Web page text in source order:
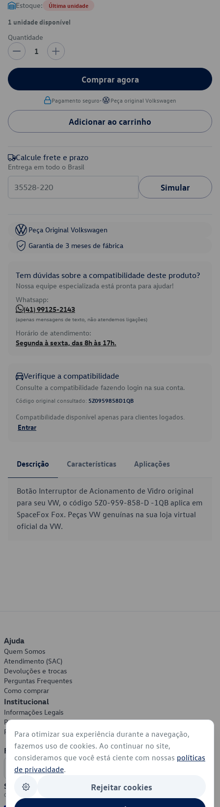
Estoque: Última unidade
1 unidade disponível
Quantidade
1
Comprar agora
Pagamento seguro• Peça original Volkswagen
Adicionar ao carrinho
Calcule frete e prazo
Entrega em todo o Brasil
Simular
Peça Original Volkswagen
Garantia de 3 meses de fábrica
Tem dúvidas sobre a compatibilidade deste produto?
Nossa equipe especializada está pronta para ajudar!
Whatsapp:
(41) 99125-2143
(apenas mensagens de texto, não atendemos ligações)
Horário de atendimento:
Segunda à sexta, das 8h às 17h.
Verifique a compatibilidade
Consulte a compatibilidade fazendo login na sua conta.
Código original consultado: 5Z0959858D1QB
Compatibilidade disponível apenas para clientes logados.
Entrar
Descrição Características Aplicações
Botão Interruptor de Acionamento de Vidro original
para seu VW, o código 5Z0-959-858-D -1QB aplica em
SpaceFox Fox. Peças VW genuínas na sua loja virtual
oficial da VW.
Ajuda
Quem Somos
Atendimento (SAC)
Devoluções e trocas
Perguntas Frequentes
Como comprar
Institucional
Informações Legais
Política de Privacidade
Política de Cookies
Formas de Pagamento
Segurança
Para otimizar sua experiência durante a navegação,
fazemos uso de cookies. Ao continuar no site,
consideramos que você está ciente com nossas políticas
de privacidade.
Rejeitar cookies